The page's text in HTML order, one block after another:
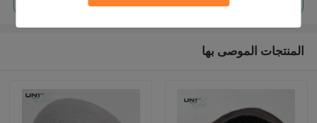
المنتجات الموصى بها